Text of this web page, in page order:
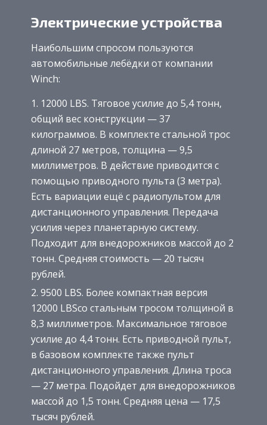
Электрические устройства
Наибольшим спросом пользуются
автомобильные лебёдки от компании
Winch:
12000 LBS. Тяговое усилие до 5,4 тонн,
общий вес конструкции — 37
килограммов. В комплекте стальной трос
длиной 27 метров, толщина — 9,5
миллиметров. В действие приводится с
помощью приводного пульта (3 метра).
Есть вариации ещё с радиопультом для
дистанционного управления. Передача
усилия через планетарную систему.
Подходит для внедорожников массой до 2
тонн. Средняя стоимость — 20 тысяч
рублей.
9500 LBS. Более компактная версия
12000 LBSсо стальным тросом толщиной в
8,3 миллиметров. Максимальное тяговое
усилие до 4,4 тонн. Есть приводной пульт,
в базовом комплекте также пульт
дистанционного управления. Длина троса
— 27 метра. Подойдет для внедорожников
массой до 1,5 тонн. Средняя цена — 17,5
тысяч рублей.